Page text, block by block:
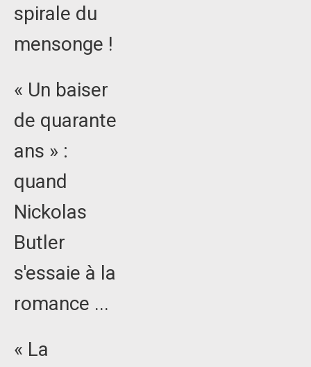
spirale du
mensonge !
« Un baiser
de quarante
ans » :
quand
Nickolas
Butler
s'essaie à la
romance ...
« La